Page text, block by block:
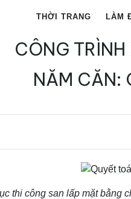
THỜI TRANG LÀM
CÔNG
NĂM CĂN:
thi công san lấp mặt bằng